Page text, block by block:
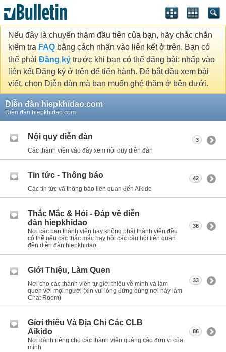
Nếu đây là chuyến thăm đầu tiên của bạn, hãy chắc chắn
kiểm tra FAQ bằng cách nhấn vào liên kết ở trên. Bạn có
thể phải Đăng ký trước khi bạn có thể đăng bài: nhấp vào
liên kết Đăng ký ở trên để tiến hành. Để bắt đầu xem bài
viết, chọn Diễn đàn mà bạn muốn ghé thăm ở bên dưới.
Diễn đàn hiepkhidao.com
Diễn đàn hiepkhidao.com
Nội quy diễn đàn
Các thành viên vào đây xem nội quy diễn đàn
3
Tin tức - Thông báo
Các tin tức và thông báo liên quan đến Aikido
42
Thắc Mắc & Hỏi - Đáp về diễn
đàn hiepkhidao
Nơi các bạn thành viên hay không phải thành viên đều
có thể nêu các thắc mắc hay hỏi các câu hỏi liên quan
đến diễn đàn hiepkhidao.
36
Giới Thiệu, Làm Quen
Nơi cho các thành viên tự giới thiệu về mình và làm
quen với mọi người (xin vui lòng đừng dùng nơi này làm
Chat Room)
33
Gíơi thiêu Và Địa Chỉ Các CLB
Aikido
Nơi dành riêng cho các thành viên quảng cáo đơn vị của
mình
86